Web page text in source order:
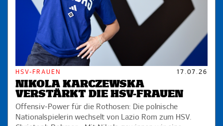
HSV-FRAUEN 17.07.26
NIKOLA KARCZEWSKA
VERSTÄRKT DIE HSV-FRAUEN
Offensiv-Power für die Rothosen: Die polnische
Nationalspielerin wechselt von Lazio Rom zum HSV.